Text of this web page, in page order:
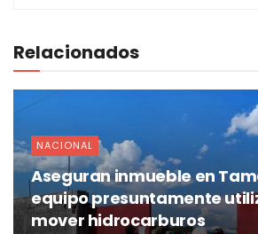
Relacionados
NACIONAL
Aseguran inmueble en
equipo presuntamente
mover hidrocarburos